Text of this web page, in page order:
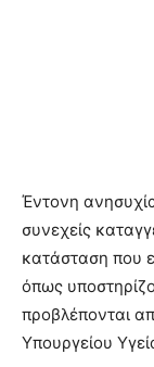
Έντονη
συνεχείς
κατάσταση που
όπως
προβλέπονται
Υπουργείου